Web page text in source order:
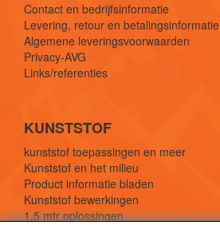
Contact en bedrijfsinformatie
Levering, retour en betalingsinformatie
Algemene leveringsvoorwaarden
Privacy-AVG
Links/referenties
KUNSTSTOF
kunststof toepassingen en meer
Kunststof en het milieu
Product informatie bladen
Kunststof bewerkingen
1,5 mtr oplossingen